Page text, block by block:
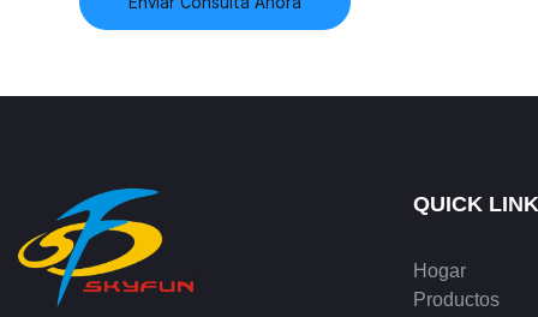
QUICK
Hogar
Productos